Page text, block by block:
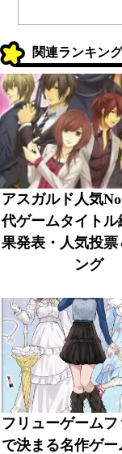
関連ランキング
アスガルド人気
代ゲームタイトル
果発表・人気投票
ング
フリューゲーム
で決まる名作ゲー